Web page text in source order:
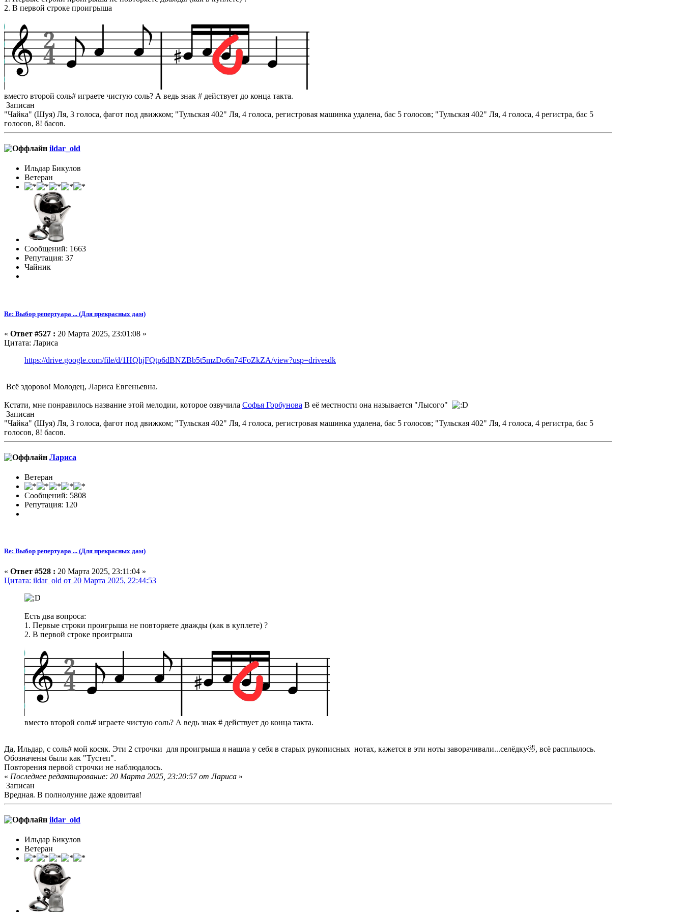
2. В первой строке проигрыша
вместо второй соль# играете чистую соль? А ведь знак # действует до конца такта.
Записан
"Чайка" (Шуя) Ля, 3 голоса, фагот под движком; "Тульская 402" Ля, 4 голоса, регистровая машинка удалена, бас 5 голосов; "Тульская 402" Ля, 4 голоса, 4 регистра, бас 5
голосов, 8! басов.
ildar_old
Ильдар Бикулов
Ветеран
Сообщений: 1663
Репутация: 37
Чайник
Re: Выбор репертуара ... (Для прекрасных дам)
« Ответ #527 : 20 Марта 2025, 23:01:08 »
Цитата: Лариса
https://drive.google.com/file/d/1HQhjFQtp6dBNZBb5t5mzDo6n74FoZkZA/view?usp=drivesdk
Всё здорово! Молодец, Лариса Евгеньевна.
Кстати, мне понравилось название этой мелодии, которое озвучила Софья Горбунова В её местности она называется "Лысого"
Записан
"Чайка" (Шуя) Ля, 3 голоса, фагот под движком; "Тульская 402" Ля, 4 голоса, регистровая машинка удалена, бас 5 голосов; "Тульская 402" Ля, 4 голоса, 4 регистра, бас 5
голосов, 8! басов.
Лариса
Ветеран
Сообщений: 5808
Репутация: 120
Re: Выбор репертуара ... (Для прекрасных дам)
« Ответ #528 : 20 Марта 2025, 23:11:04 »
Цитата: ildar_old от 20 Марта 2025, 22:44:53
Есть два вопроса:
1. Первые строки проигрыша не повторяете дважды (как в куплете) ?
2. В первой строке проигрыша
вместо второй соль# играете чистую соль? А ведь знак # действует до конца такта.
Да, Ильдар, с соль# мой косяк. Эти 2 строчки для проигрыша я нашла у себя в старых рукописных нотах, кажется в эти ноты заворачивали...селёдку🤣, всё расплылось.
Обозначены были как "Тустеп".
Повторения первой строчки не наблюдалось.
« Последнее редактирование: 20 Марта 2025, 23:20:57 от Лариса »
Записан
Вредная. В полнолуние даже ядовитая!
ildar_old
Ильдар Бикулов
Ветеран